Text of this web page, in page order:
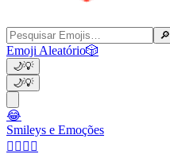
🔎
Emoji Aleatório🎲
🌙💡
🌙💡
😂
Smileys e Emoções
👩‍❤️‍💋‍👨